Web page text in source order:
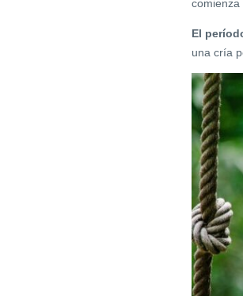
comienza
El
una cría